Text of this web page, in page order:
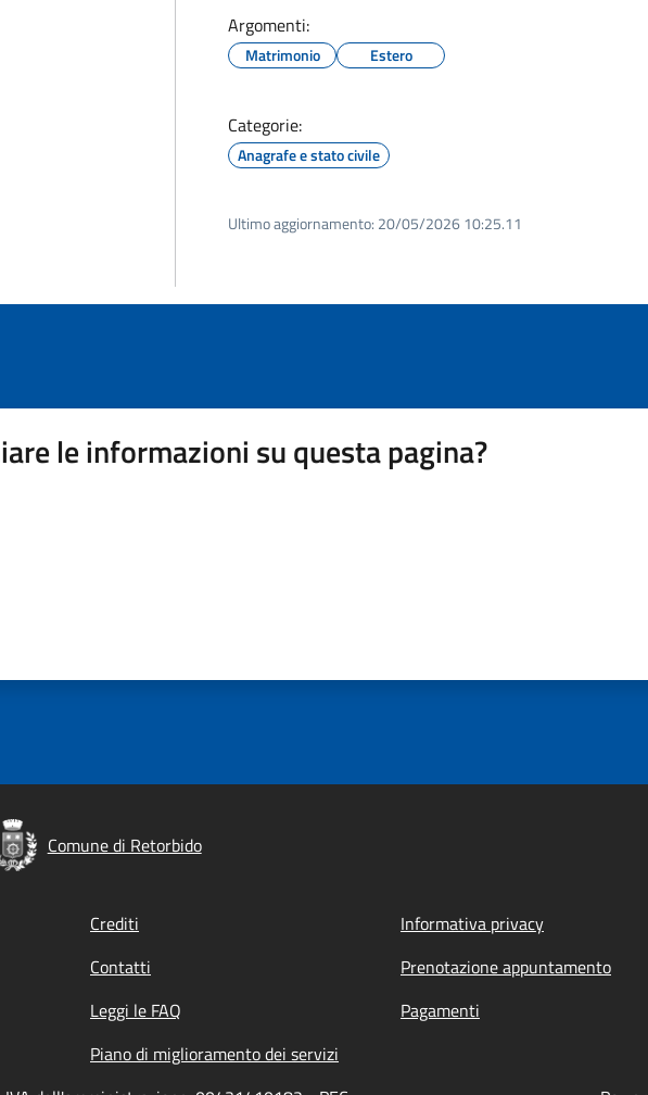
Argomenti:
Matrimonio Estero
Categorie:
Anagrafe e stato civile
Ultimo aggiornamento: 20/05/2026 10:25.11
le informazioni su questa pagina?
Comune di Retorbido
Crediti Informativa privacy
Contatti Prenotazione appuntamento
Leggi le FAQ Pagamenti
Piano di miglioramento dei servizi